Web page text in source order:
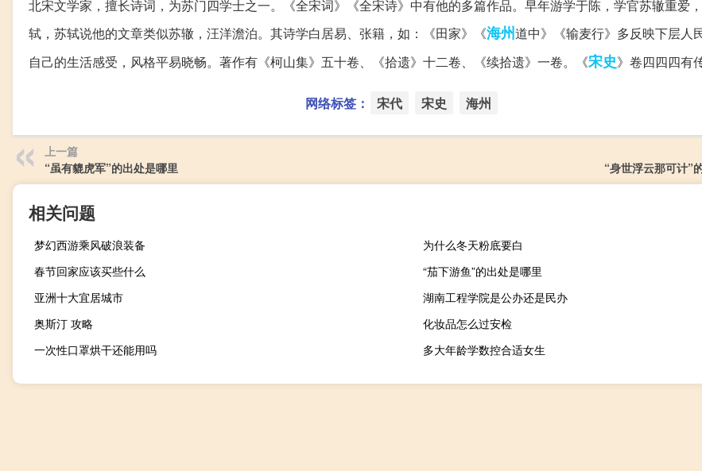
北宋文学家，擅长诗词，为苏门四学士之一。《全宋词》《全宋诗》中有他的多篇作品。早年游学于陈，学官苏辙重爱
轼，苏轼说他的文章类似苏辙，汪洋澹泊。其诗学白居易、张籍，如：《田家》《海州道中》《输麦行》多反映下层人
自己的生活感受，风格平易晓畅。著作有《柯山集》五十卷、《拾遗》十二卷、《续拾遗》一卷。《宋史》卷四四四有传
网络标签： 宋代 宋史 海州
上一篇
“虽有貔虎军”的出处是哪里
“身世浮云那可计”
相关问题
梦幻西游乘风破浪装备
为什么冬天粉底要白
春节回家应该买些什么
“茄下游鱼”的出处是哪里
亚洲十大宜居城市
湖南工程学院是公办还是民办
奥斯汀 攻略
化妆品怎么过安检
一次性口罩烘干还能用吗
多大年龄学数控合适女生